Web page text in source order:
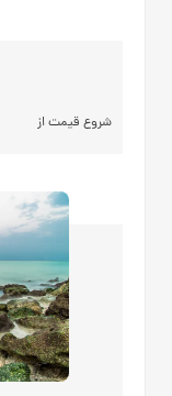
شروع قیمت از